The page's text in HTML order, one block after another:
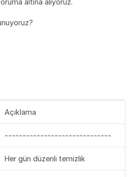
altına alıyoruz.
Açıklama
------------------------------
Her gün düzenli temizlik